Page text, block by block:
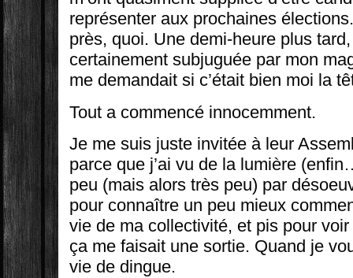
représenter aux prochaines
près, quoi. Une demi-heure plus
certainement subjuguée par mon
me demandait si c’était bien moi la
Tout a commencé innocemment.
Je me suis juste invitée à leur
parce que j’ai vu de la lumière
peu (mais alors très peu) par
pour connaître un peu mieux
vie de ma collectivité, et pis pour
ça me faisait une sortie. Quand je
vie de dingue.